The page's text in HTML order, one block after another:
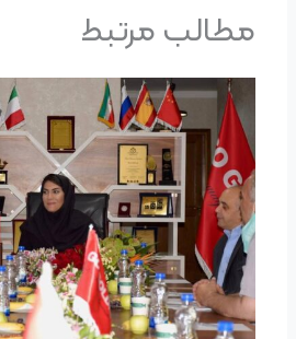
مطالب مرتبط